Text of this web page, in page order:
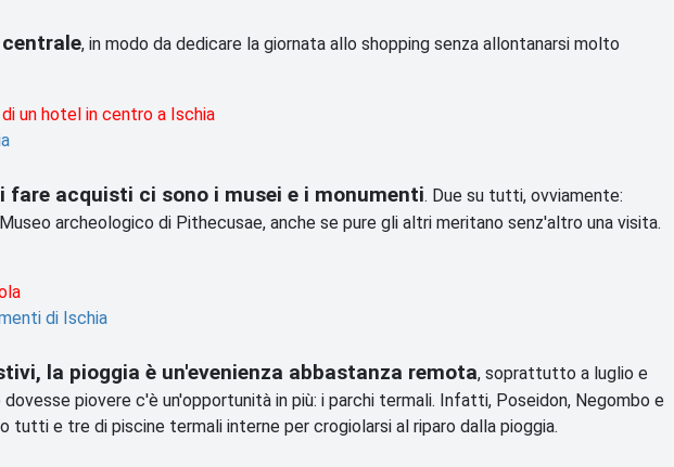
, in modo da dedicare la giornata allo shopping senza allontanarsi molto
un hotel in centro a Ischia
fare acquisti ci sono i musei e i monumenti. Due su tutti, ovviamente:
archeologico di Pithecusae, anche se pure gli altri meritano senz'altro una visita.
di Ischia
la pioggia è un'evenienza abbastanza remota, soprattutto a luglio e
piovere c'è un'opportunità in più: i parchi termali. Infatti, Poseidon, Negombo e
tutti e tre di piscine termali interne per crogiolarsi al riparo dalla pioggia.